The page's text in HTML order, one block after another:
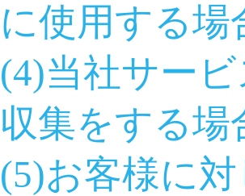
に使用する場
(4)当社サー
収集をする場
(5)お客様に